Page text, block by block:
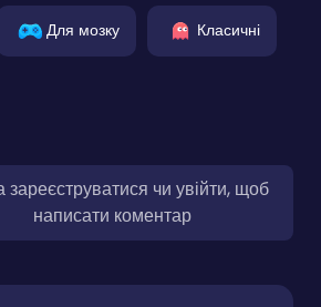
Для мозку Класичні
зареєструватися чи увійти, щоб
написати коментар